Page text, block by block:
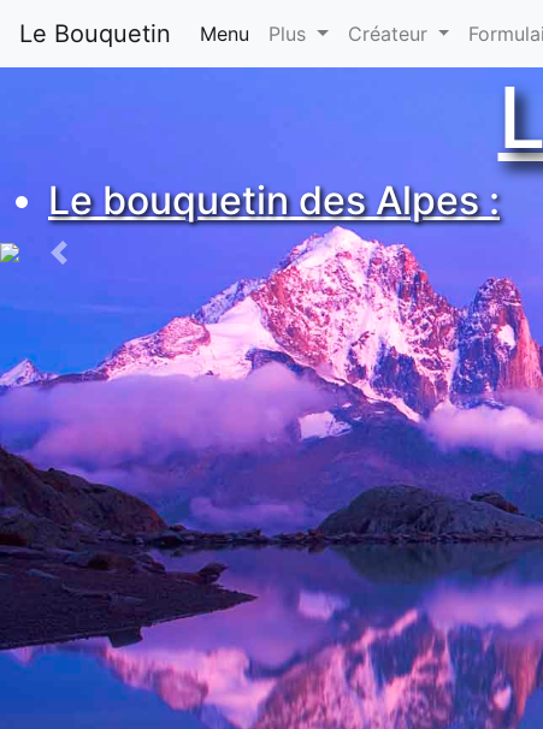
Le Bouquetin Menu (current)
Plus Créateur
Le bouquetin des Alpes :
Previous